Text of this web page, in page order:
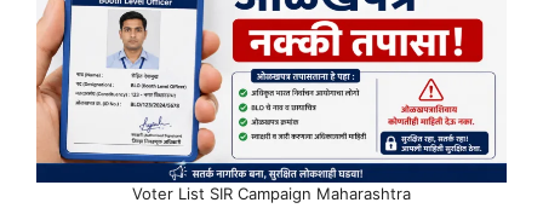
Voter List SIR Campaign Maharashtra